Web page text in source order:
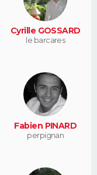
Cyrille GOSSARD
le barcares
Fabien PINARD
perpignan